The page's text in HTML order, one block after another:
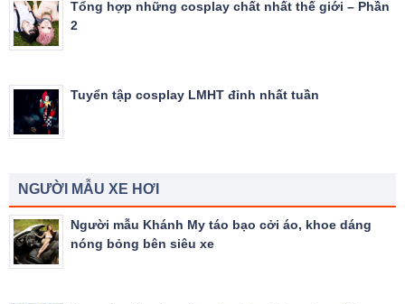
Tổng hợp những cosplay chất nhất thế giới – Phần
2
Tuyển tập cosplay LMHT đỉnh nhất tuần
NGƯỜI MẪU XE HƠI
Người mẫu Khánh My táo bạo cởi áo, khoe dáng
nóng bỏng bên siêu xe